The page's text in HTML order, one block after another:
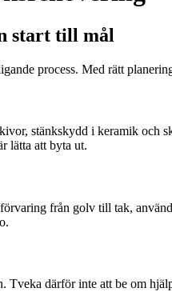
start till mål
process. Med rätt
stänkskydd i keramik och
lätta att byta ut.
från golv till tak,
Tveka därför inte att be om